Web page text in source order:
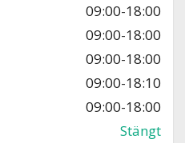
09:00-18:00
09:00-18:00
09:00-18:00
09:00-18:10
09:00-18:00
Stängt